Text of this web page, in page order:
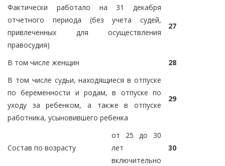
Фактически работало на 31 декабря
отчетного периода (без учета судей,
привлеченных для осуществления
правосудия)
27
В том числе женщин
28
В том числе судьи, находящиеся в отпуске
по беременности и родам, в отпуске по
уходу за ребенком, а также в отпуске
работника, усыновившего ребенка
29
Состав по возрасту
от 25 до 30
лет
включительно
30